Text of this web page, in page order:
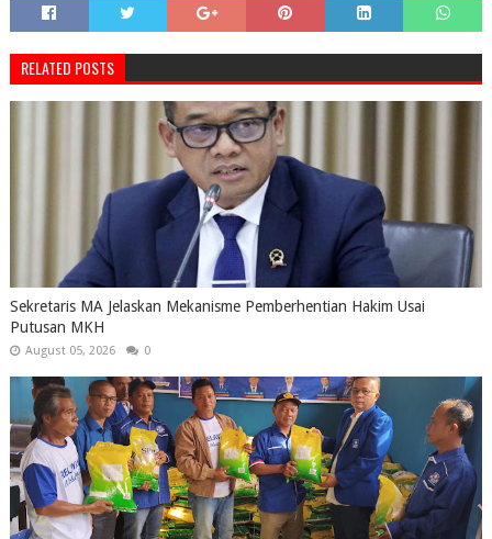
RELATED POSTS
Sekretaris MA Jelaskan Mekanisme Pemberhentian Hakim Usai
Putusan MKH
August 05, 2026 0